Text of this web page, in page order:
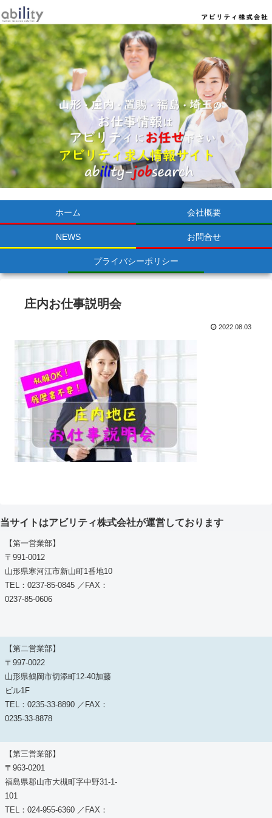
ホーム 会社概要
NEWS お問合せ
プライバシーポリシー
庄内お仕事説明会
2022.08.03
当サイトはアビリティ株式会社が運営しております
【第一営業部】
〒991-0012
山形県寒河江市新山町1番地10
TEL：0237-85-0845 ／FAX：
0237-85-0606
【第二営業部】
〒997-0022
山形県鶴岡市切添町12-40加藤
ビル1F
TEL：0235-33-8890 ／FAX：
0235-33-8878
【第三営業部】
〒963-0201
福島県郡山市大槻町字中野31-1-
101
TEL：024-955-6360 ／FAX：